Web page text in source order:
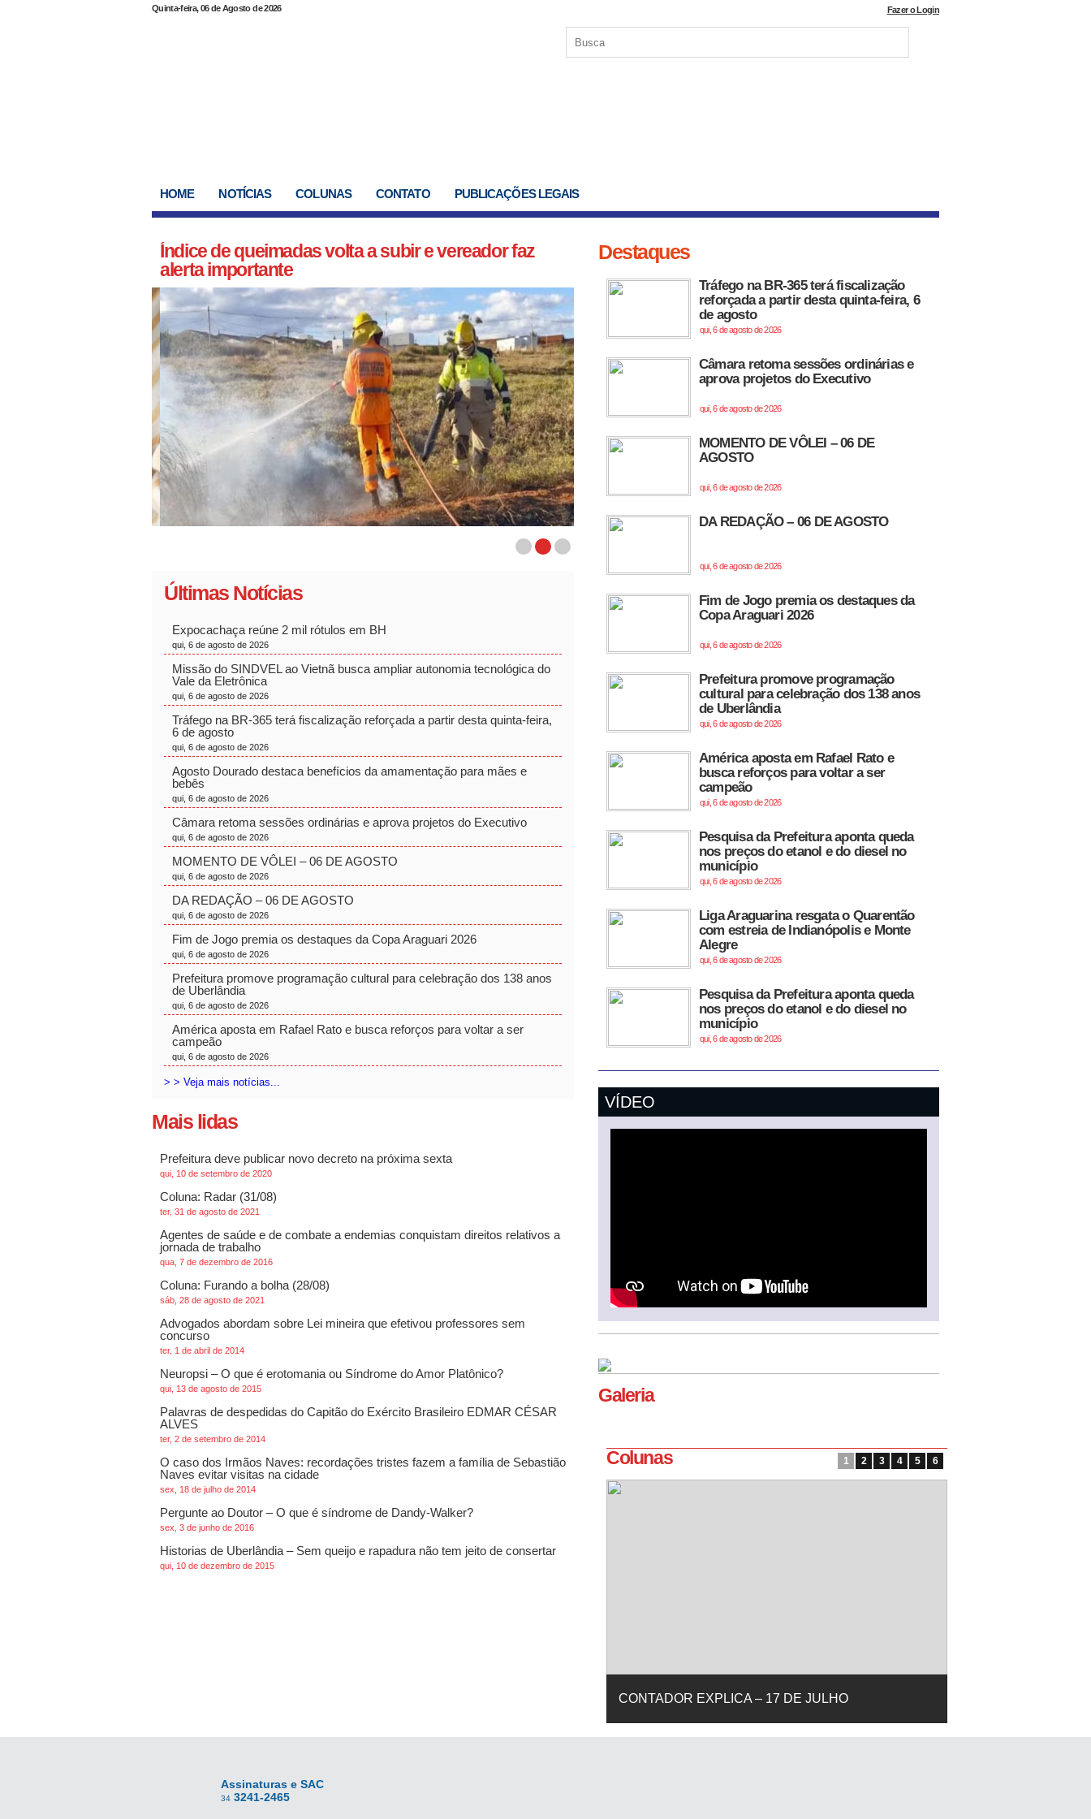
Quinta-feira, 06 de Agosto de 2026 Fazer o Login
HOME NOTÍCIAS COLUNAS CONTATO PUBLICAÇÕES LEGAIS
Índice de queimadas volta a subir e vereador faz
alerta importante
Últimas Notícias
Expocachaça reúne 2 mil rótulos em BH
qui, 6 de agosto de 2026
Missão do SINDVEL ao Vietnã busca ampliar autonomia tecnológica do
Vale da Eletrônica
qui, 6 de agosto de 2026
Tráfego na BR-365 terá fiscalização reforçada a partir desta quinta-feira,
6 de agosto
qui, 6 de agosto de 2026
Agosto Dourado destaca benefícios da amamentação para mães e
bebês
qui, 6 de agosto de 2026
Câmara retoma sessões ordinárias e aprova projetos do Executivo
qui, 6 de agosto de 2026
MOMENTO DE VÔLEI – 06 DE AGOSTO
qui, 6 de agosto de 2026
DA REDAÇÃO – 06 DE AGOSTO
qui, 6 de agosto de 2026
Fim de Jogo premia os destaques da Copa Araguari 2026
qui, 6 de agosto de 2026
Prefeitura promove programação cultural para celebração dos 138 anos
de Uberlândia
qui, 6 de agosto de 2026
América aposta em Rafael Rato e busca reforços para voltar a ser
campeão
qui, 6 de agosto de 2026
> > Veja mais notícias...
Mais lidas
Prefeitura deve publicar novo decreto na próxima sexta
qui, 10 de setembro de 2020
Coluna: Radar (31/08)
ter, 31 de agosto de 2021
Agentes de saúde e de combate a endemias conquistam direitos relativos a
jornada de trabalho
qua, 7 de dezembro de 2016
Coluna: Furando a bolha (28/08)
sáb, 28 de agosto de 2021
Advogados abordam sobre Lei mineira que efetivou professores sem
concurso
ter, 1 de abril de 2014
Neuropsi – O que é erotomania ou Síndrome do Amor Platônico?
qui, 13 de agosto de 2015
Palavras de despedidas do Capitão do Exército Brasileiro EDMAR CÉSAR
ALVES
ter, 2 de setembro de 2014
O caso dos Irmãos Naves: recordações tristes fazem a família de Sebastião
Naves evitar visitas na cidade
sex, 18 de julho de 2014
Pergunte ao Doutor – O que é síndrome de Dandy-Walker?
sex, 3 de junho de 2016
Historias de Uberlândia – Sem queijo e rapadura não tem jeito de consertar
qui, 10 de dezembro de 2015
Destaques
Tráfego na BR-365 terá fiscalização
reforçada a partir desta quinta-feira, 6
de agosto
qui, 6 de agosto de 2026
Câmara retoma sessões ordinárias e
aprova projetos do Executivo
qui, 6 de agosto de 2026
MOMENTO DE VÔLEI – 06 DE
AGOSTO
qui, 6 de agosto de 2026
DA REDAÇÃO – 06 DE AGOSTO
qui, 6 de agosto de 2026
Fim de Jogo premia os destaques da
Copa Araguari 2026
qui, 6 de agosto de 2026
Prefeitura promove programação
cultural para celebração dos 138 anos
de Uberlândia
qui, 6 de agosto de 2026
América aposta em Rafael Rato e
busca reforços para voltar a ser
campeão
qui, 6 de agosto de 2026
Pesquisa da Prefeitura aponta queda
nos preços do etanol e do diesel no
município
qui, 6 de agosto de 2026
Liga Araguarina resgata o Quarentão
com estreia de Indianópolis e Monte
Alegre
qui, 6 de agosto de 2026
Pesquisa da Prefeitura aponta queda
nos preços do etanol e do diesel no
município
qui, 6 de agosto de 2026
VÍDEO
Galeria
Colunas 1 2 3 4 5 6
Assinaturas e SAC
34 3241-2465